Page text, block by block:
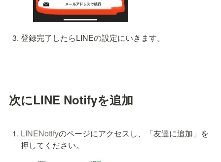
登録完了したらLINEの設定にいきます。
次にLINE Notifyを追加
LINENotifyのページにアクセスし、「友達に追加」を
押してください。